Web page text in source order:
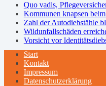
Quo vadis,
Kommunen knapsen
Zahl der Autodiebstähle
Wildunfallschäden
Vorsicht vor
Start
Kontakt
Impressum
Datenschutzerklärung